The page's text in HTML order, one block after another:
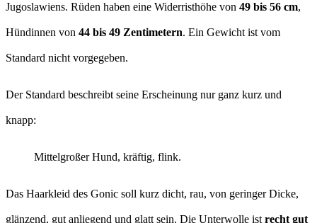
Jugoslawiens. Rüden haben eine Widerristhöhe von 49 bis 56 cm,
Hündinnen von 44 bis 49 Zentimetern. Ein Gewicht ist vom
Standard nicht vorgegeben.
Der Standard beschreibt seine Erscheinung nur ganz kurz und
knapp:
Mittelgroßer Hund, kräftig, flink.
Das Haarkleid des Gonic soll kurz dicht, rau, von geringer Dicke,
glänzend, gut anliegend und glatt sein. Die Unterwolle istrecht gut